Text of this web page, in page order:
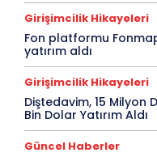
Girişimcilik Hikayeleri
Fon platformu
yatırım aldı
Girişimcilik Hikayeleri
Diştedavim, 15 Milyon
Bin Dolar Yatırım Aldı
Güncel Haberler